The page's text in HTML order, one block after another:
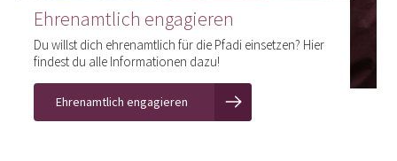
Ehrenamtlich engagieren
Du willst dich ehrenamtlich für die Pfadi einsetzen? Hier
findest du alle Informationen dazu!
Ehrenamtlich engagieren